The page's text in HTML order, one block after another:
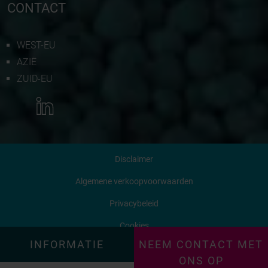
CONTACT
WEST-EU
AZIË
ZUID-EU
NEEM CONTACT MET ONS OP
OFFERTE AANVRAGEN
© 2026 BION International - Proudly powered byEmixion®
Disclaimer
Algemene verkoopvoorwaarden
Privacybeleid
Cookies
INFORMATIE
NEEM CONTACT MET
ONS OP